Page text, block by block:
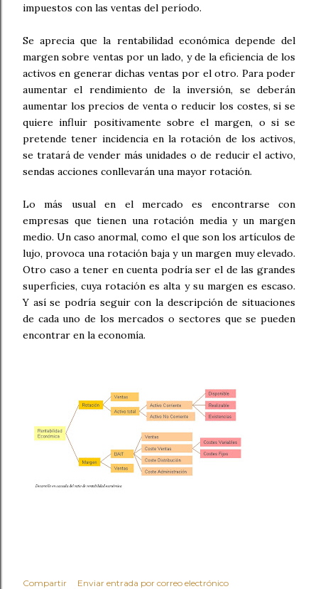
impuestos con las ventas del período.
Se aprecia que la rentabilidad económica depende del
margen sobre ventas por un lado, y de la eficiencia de los
activos en generar dichas ventas por el otro. Para poder
aumentar el rendimiento de la inversión, se deberán
aumentar los precios de venta o reducir los costes, si se
quiere influir positivamente sobre el margen, o si se
pretende tener incidencia en la rotación de los activos,
se tratará de vender más unidades o de reducir el activo,
sendas acciones conllevarán una mayor rotación.
Lo más usual en el mercado es encontrarse con
empresas que tienen una rotación media y un margen
medio. Un caso anormal, como el que son los artículos de
lujo, provoca una rotación baja y un margen muy elevado.
Otro caso a tener en cuenta podría ser el de las grandes
superficies, cuya rotación es alta y su margen es escaso.
Y así se podría seguir con la descripción de situaciones
de cada uno de los mercados o sectores que se pueden
encontrar en la economía.
Compartir
Enviar entrada por correo electrónico